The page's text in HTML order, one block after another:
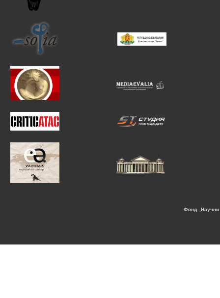
Фонд „Научни